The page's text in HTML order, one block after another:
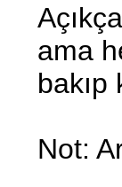
ama
Not: